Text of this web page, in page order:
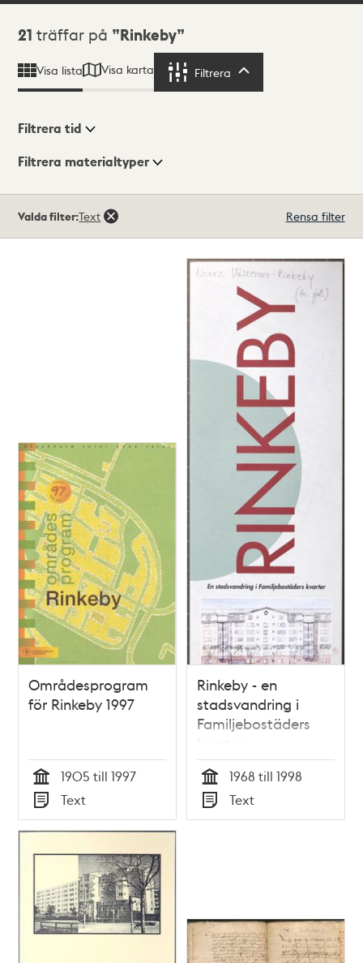
Sökresultat
21 träffar på Rinkeby
Visa lista Visa karta Filtrera
Visningsläge
Filtrera tid
Filtrera materialtyper
träffar
Valda filter:Text Rensa filter
Områdesprogram
för Rinkeby 1997
Tid
1905 till 1997
Typ
Text
Rinkeby - en
stadsvandring i
Familjebostäders
kvarter
Tid
1968 till 1998
Typ
Text